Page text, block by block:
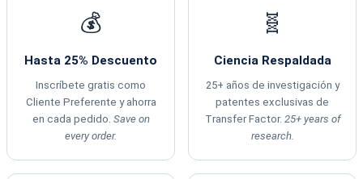
💰
Hasta 25% Descuento
Inscríbete gratis como
Cliente Preferente y ahorra
en cada pedido. Save on
every order.
🧬
Ciencia Respaldada
25+ años de investigación y
patentes exclusivas de
Transfer Factor. 25+ years of
research.